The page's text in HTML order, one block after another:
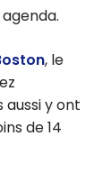
, le
y ont
de 14